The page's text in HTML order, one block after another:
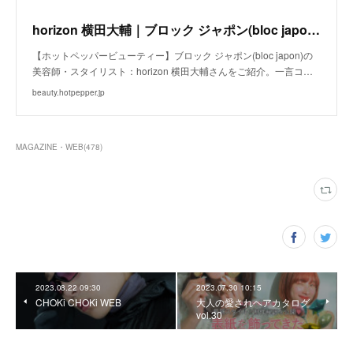
horizon 横田大輔｜ブロック ジャポン(bloc japon)の美容師・スタイリスト｜ホットペッパービューティー
【ホットペッパービューティー】ブロック ジャポン(bloc japon)の
美容師・スタイリスト：horizon 横田大輔さんをご紹介。一言コ…
beauty.hotpepper.jp
MAGAZINE・WEB(478)
2023.08.22 09:30
CHOKi CHOKi WEB
2023.07.30 10:15
大人の愛されヘアカタログ
vol.30